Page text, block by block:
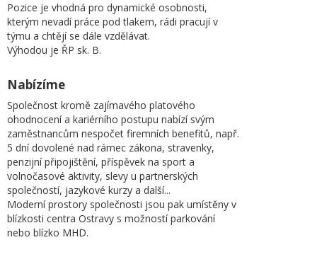
Pozice je vhodná pro dynamické osobnosti,
kterým nevadí práce pod tlakem, rádi pracují v
týmu a chtějí se dále vzdělávat.
Výhodou je ŘP sk. B.
Nabízíme
Společnost kromě zajímavého platového
ohodnocení a kariérního postupu nabízí svým
zaměstnancům nespočet firemních benefitů, např.
5 dní dovolené nad rámec zákona, stravenky,
penzijní připojištění, příspěvek na sport a
volnočasové aktivity, slevy u partnerských
společností, jazykové kurzy a další...
Moderní prostory společnosti jsou pak umístěny v
blízkosti centra Ostravy s možností parkování
nebo blízko MHD.